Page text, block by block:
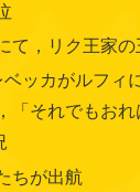
，リク王家の
ッカがルフィ
「それでもお
が出航